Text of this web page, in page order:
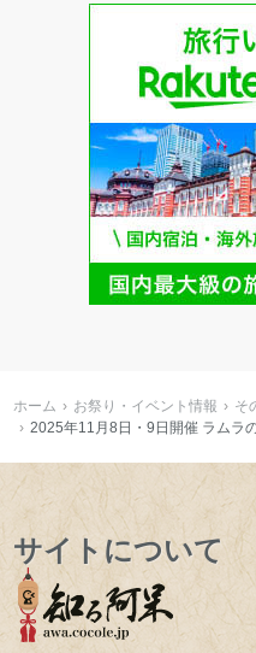
ホーム お祭り・イベント情報
そ
2025年11月8日・9日開催 ラムラ
サイトについて